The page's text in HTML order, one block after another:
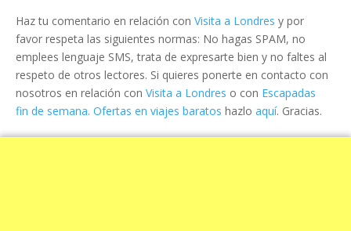
Haz tu comentario en relación con Visita a Londres y por
favor respeta las siguientes normas: No hagas SPAM, no
emplees lenguaje SMS, trata de expresarte bien y no faltes al
respeto de otros lectores. Si quieres ponerte en contacto con
nosotros en relación con Visita a Londres o con Escapadas
fin de semana. Ofertas en viajes baratos hazlo aquí. Gracias.